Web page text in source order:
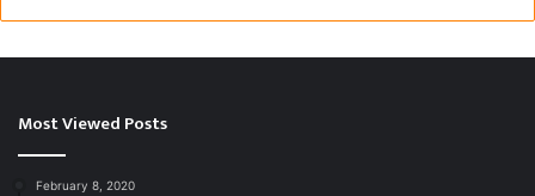
Most Viewed Posts
February 8, 2020